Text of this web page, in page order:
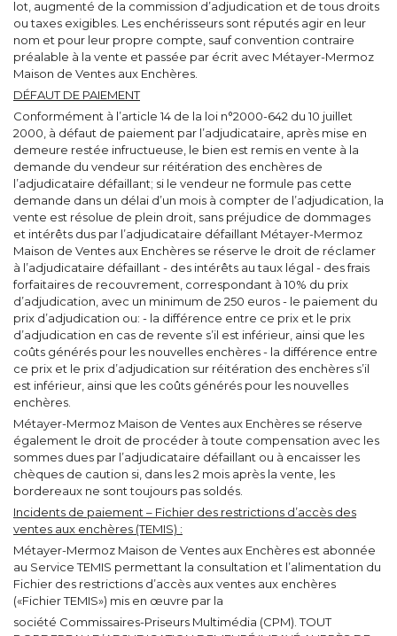
lot, augmenté de la commission d’adjudication et de tous droits
ou taxes exigibles. Les enchérisseurs sont réputés agir en leur
nom et pour leur propre compte, sauf convention contraire
préalable à la vente et passée par écrit avec Métayer-Mermoz
Maison de Ventes aux Enchères.
DÉFAUT DE PAIEMENT
Conformément à l’article 14 de la loi n°2000-642 du 10 juillet
2000, à défaut de paiement par l’adjudicataire, après mise en
demeure restée infructueuse, le bien est remis en vente à la
demande du vendeur sur réitération des enchères de
l’adjudicataire défaillant; si le vendeur ne formule pas cette
demande dans un délai d’un mois à compter de l’adjudication, la
vente est résolue de plein droit, sans préjudice de dommages
et intérêts dus par l’adjudicataire défaillant Métayer-Mermoz
Maison de Ventes aux Enchères se réserve le droit de réclamer
à l’adjudicataire défaillant - des intérêts au taux légal - des frais
forfaitaires de recouvrement, correspondant à 10% du prix
d’adjudication, avec un minimum de 250 euros - le paiement du
prix d’adjudication ou: - la différence entre ce prix et le prix
d’adjudication en cas de revente s’il est inférieur, ainsi que les
coûts générés pour les nouvelles enchères - la différence entre
ce prix et le prix d’adjudication sur réitération des enchères s’il
est inférieur, ainsi que les coûts générés pour les nouvelles
enchères.
Métayer-Mermoz Maison de Ventes aux Enchères se réserve
également le droit de procéder à toute compensation avec les
sommes dues par l’adjudicataire défaillant ou à encaisser les
chèques de caution si, dans les 2 mois après la vente, les
bordereaux ne sont toujours pas soldés.
Incidents de paiement – Fichier des restrictions d’accès des
ventes aux enchères (TEMIS) :
Métayer-Mermoz Maison de Ventes aux Enchères est abonnée
au Service TEMIS permettant la consultation et l’alimentation du
Fichier des restrictions d’accès aux ventes aux enchères
(«Fichier TEMIS») mis en œuvre par la
société Commissaires-Priseurs Multimédia (CPM). TOUT